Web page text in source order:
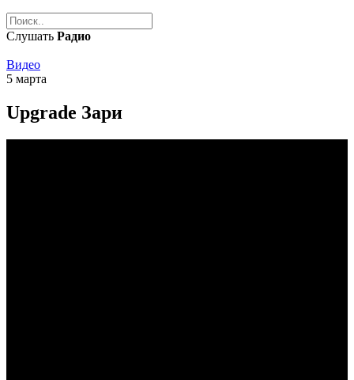
Слушать Радио
Видео
5 марта
Upgrade Зари